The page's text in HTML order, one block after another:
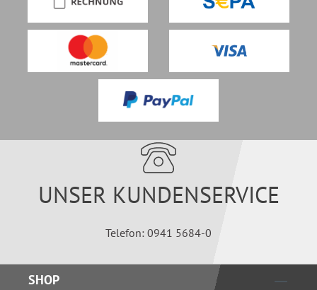
UNSER KUNDENSERVICE
Telefon: 0941 5684-0
SHOP